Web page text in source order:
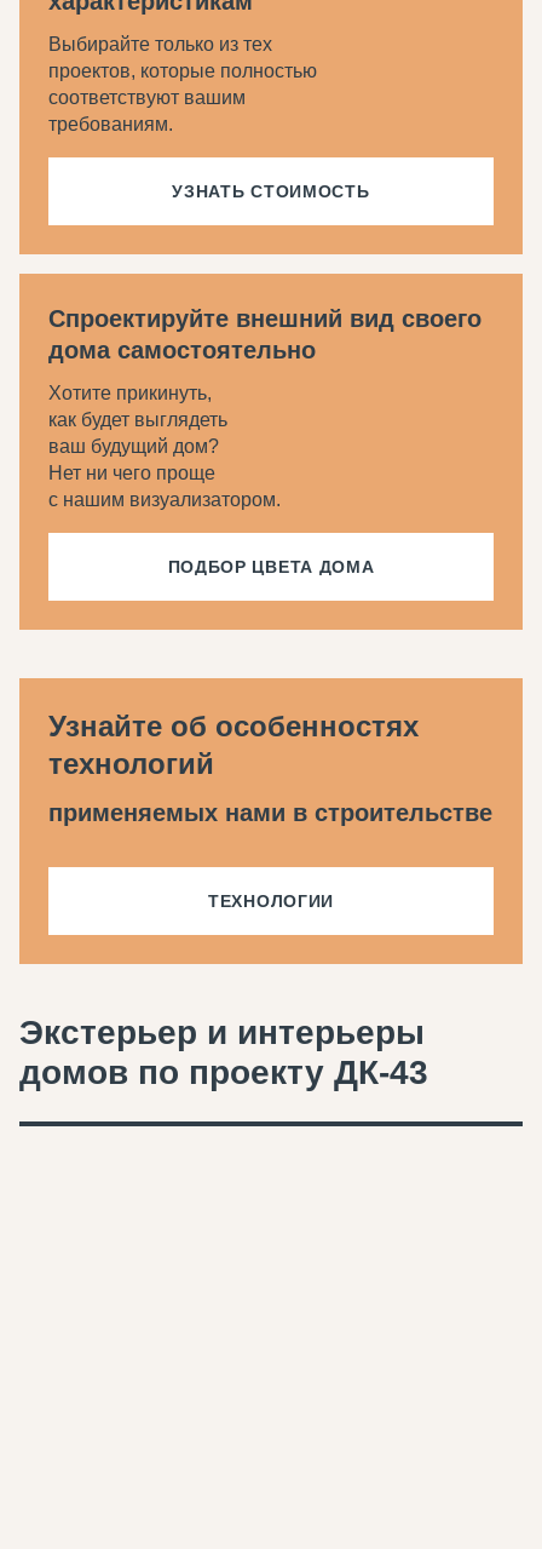
Выбирайте только из тех
проектов, которые полностью
соответствуют вашим
требованиям.
УЗНАТЬ СТОИМОСТЬ
Спроектируйте внешний вид своего
дома самостоятельно
Хотите прикинуть,
как будет выглядеть
ваш будущий дом?
Нет ни чего проще
с нашим визуализатором.
ПОДБОР ЦВЕТА ДОМА
Узнайте об особенностях
технологий
применяемых нами в строительстве
ТЕХНОЛОГИИ
Экстерьер и интерьеры
домов по проекту ДК-43